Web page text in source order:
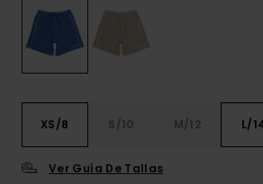
XS/8 S/10 M/12 L/
Ver Guía De Tallas